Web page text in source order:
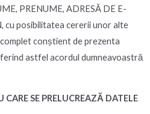
PRENUME, ADRESĂ DE E-
cu posibilitatea cererii unor alte
conștient de prezenta
astfel acordul dumneavoastră
CARE SE PRELUCREAZĂ DATELE